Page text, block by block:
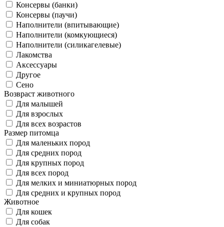
Консервы (банки)
Консервы (паучи)
Наполнители (впитывающие)
Наполнители (комкующиеся)
Наполнители (силикагелевые)
Лакомства
Аксессуары
Другое
Сено
Возвраст животного
Для малышей
Для взрослых
Для всех возрастов
Размер питомца
Для маленьких пород
Для средних пород
Для крупных пород
Для всех пород
Для мелких и миниатюрных пород
Для средних и крупных пород
Животное
Для кошек
Для собак